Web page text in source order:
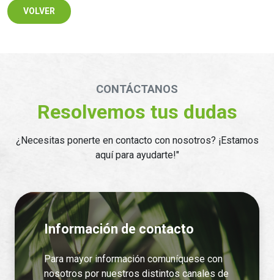
VOLVER
CONTÁCTANOS
Resolvemos tus dudas
¿Necesitas ponerte en contacto con nosotros? ¡Estamos
aquí para ayudarte!"
Información de contacto
Para mayor información comuníquese con
nosotros por nuestros distintos canales de